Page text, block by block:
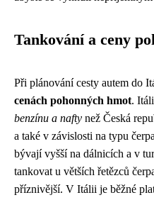
Tankování a ceny
Při plánování cesty autem do
cenách pohonných hmot.
benzínu a nafty než Česká
a také v závislosti na typu
bývají vyšší na dálnicích a v
tankovat u větších řetězců
příznivější. V Itálii je běžné